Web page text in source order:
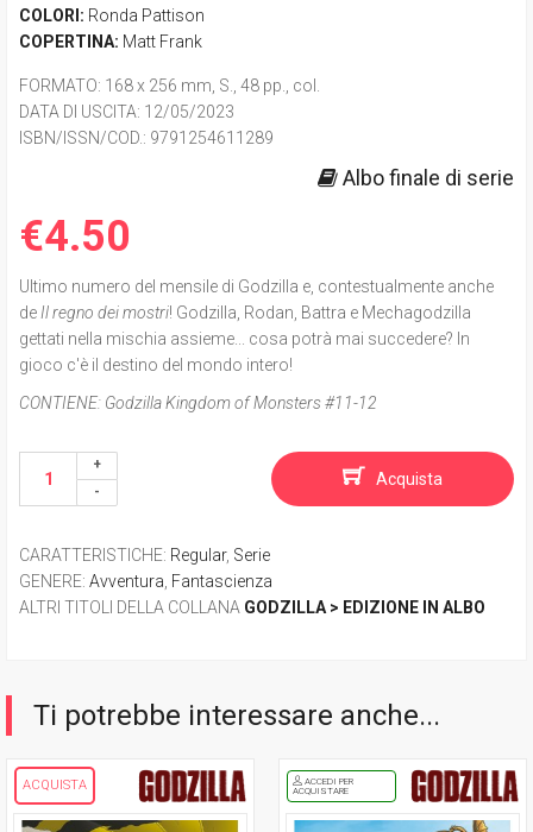
COLORI: Ronda Pattison
COPERTINA: Matt Frank
FORMATO: 168 x 256 mm, S., 48 pp., col.
DATA DI USCITA: 12/05/2023
ISBN/ISSN/COD.: 9791254611289
Albo finale di serie
€4.50
Ultimo numero del mensile di Godzilla e, contestualmente anche
de Il regno dei mostri! Godzilla, Rodan, Battra e Mechagodzilla
gettati nella mischia assieme... cosa potrà mai succedere? In
gioco c'è il destino del mondo intero!
CONTIENE: Godzilla Kingdom of Monsters #11-12
Acquista
CARATTERISTICHE: Regular, Serie
GENERE: Avventura Fantascienza
ALTRI TITOLI DELLA COLLANA GODZILLA > EDIZIONE IN ALBO
Ti potrebbe interessare anche...
ACQUISTA
ACCEDI PER
ACQUISTARE